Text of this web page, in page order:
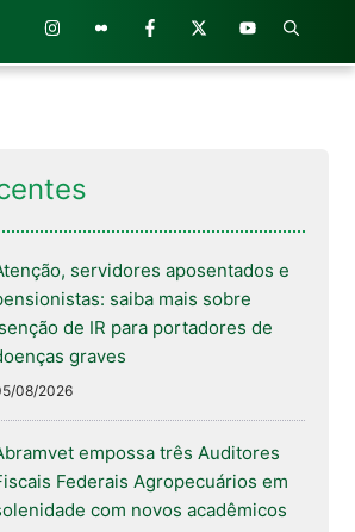
servidores aposentados e
saiba mais sobre
de IR para portadores de
graves
08/2026
empossa três Auditores
Federais Agropecuários em
com novos acadêmicos